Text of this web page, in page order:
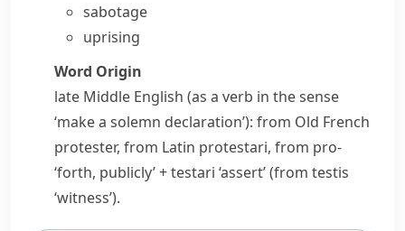
sabotage
uprising
Word Origin
late Middle English (as a verb in the sense
‘make a solemn declaration’): from Old French
protester, from Latin protestari, from pro-
‘forth, publicly’ +testari ‘assert’ (from testis
‘witness’).